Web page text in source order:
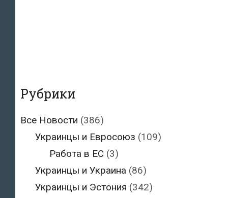
Рубрики
Все Новости (386)
Украинцы и Евросоюз (109)
Работа в ЕС (3)
Украинцы и Украина (86)
Украинцы и Эстония (342)